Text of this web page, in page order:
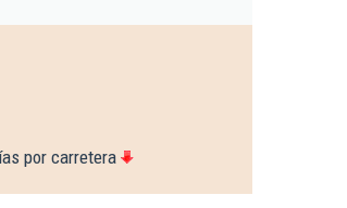
por carretera